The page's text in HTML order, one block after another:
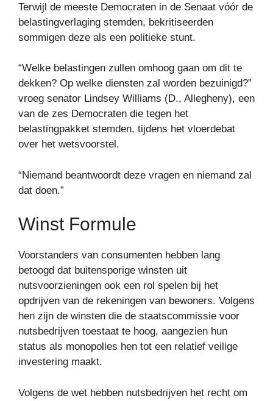
Terwijl de meeste Democraten in de Senaat vóór de
belastingverlaging stemden, bekritiseerden
sommigen deze als een politieke stunt.
“Welke belastingen zullen omhoog gaan om dit te
dekken? Op welke diensten zal worden bezuinigd?”
vroeg senator Lindsey Williams (D., Allegheny), een
van de zes Democraten die tegen het
belastingpakket stemden, tijdens het vloerdebat
over het wetsvoorstel.
“Niemand beantwoordt deze vragen en niemand zal
dat doen.”
Winst Formule
Voorstanders van consumenten hebben lang
betoogd dat buitensporige winsten uit
nutsvoorzieningen ook een rol spelen bij het
opdrijven van de rekeningen van bewoners. Volgens
hen zijn de winsten die de staatscommissie voor
nutsbedrijven toestaat te hoog, aangezien hun
status als monopolies hen tot een relatief veilige
investering maakt.
Volgens de wet hebben nutsbedrijven het recht om